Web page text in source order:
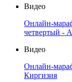
Видео
Онлайн-
четвертый -
Видео
Онлайн-
Киргизия